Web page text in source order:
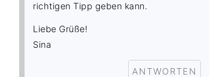
richtigen Tipp geben kann.
Liebe Grüße!
Sina
ANTWORTEN